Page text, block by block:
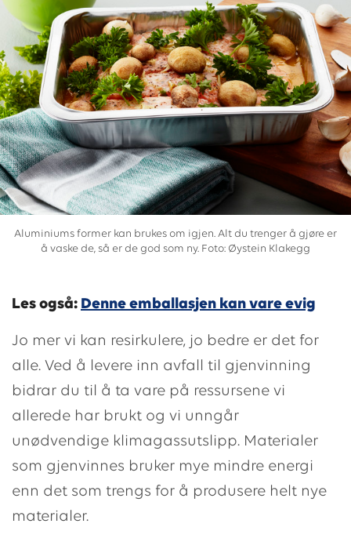
Aluminiums former kan brukes om igjen. Alt du trenger å gjøre er
å vaske de, så er de god som ny. Foto: Øystein Klakegg
Les også: Denne emballasjen kan vare evig
Jo mer vi kan resirkulere, jo bedre er det for
alle. Ved å levere inn avfall til gjenvinning
bidrar du til å ta vare på ressursene vi
allerede har brukt og vi unngår
unødvendige klimagassutslipp. Materialer
som gjenvinnes bruker mye mindre energi
enn det som trengs for å produsere helt nye
materialer.